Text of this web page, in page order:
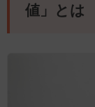
値」とは